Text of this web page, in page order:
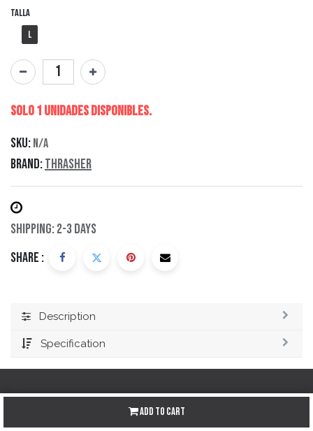
Talla
L
Add to Cart
Solo 1 Unidades disponibles.
SKU:N/A
Brand:Thrasher
Shipping: 2-3 Days
Share :
Description
Specification